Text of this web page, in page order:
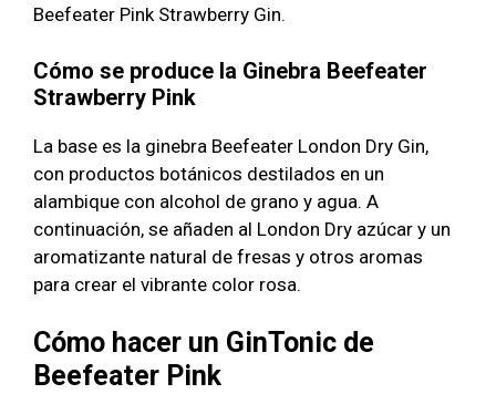
Beefeater Pink Strawberry Gin.
Cómo se produce la Ginebra Beefeater
Strawberry Pink
La base es la ginebra Beefeater London Dry Gin,
con productos botánicos destilados en un
alambique con alcohol de grano y agua. A
continuación, se añaden al London Dry azúcar y un
aromatizante natural de fresas y otros aromas
para crear el vibrante color rosa.
Cómo hacer un GinTonic de
Beefeater Pink